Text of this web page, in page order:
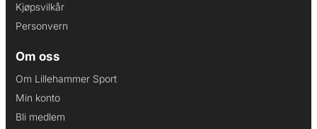
Kjøpsvilkår
Personvern
Om oss
Om Lillehammer Sport
Min konto
Bli medlem